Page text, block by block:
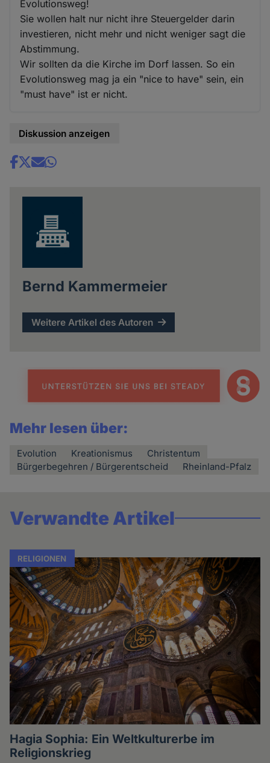
Evolutionsweg!
Sie wollen halt nur nicht ihre Steuergelder darin
investieren, nicht mehr und nicht weniger sagt die
Abstimmung.
Wir sollten da die Kirche im Dorf lassen. So ein
Evolutionsweg mag ja ein "nice to have" sein, ein
"must have" ist er nicht.
Diskussion anzeigen
Share
Bernd Kammermeier
Weitere Artikel des Autoren
Mehr lesen über:
Evolution Kreationismus
Christentum
Bürgerbegehren / Bürgerentscheid
Rheinland-Pfalz
Verwandte Artikel
RELIGIONEN
Hagia Sophia: Ein Weltkulturerbe im
Religionskrieg